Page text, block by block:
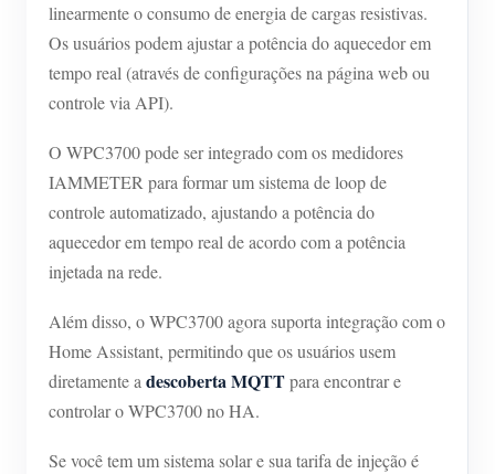
Monitor de energia do sistema solar fotovoltaico
Monitor de consumo de eletricidade
Sistema de controle de aquecedor FV
Automação residencial
Monitoramento de energia da fábrica
Loja
Recursos
Início rápido do produto
Documento
Vídeo tutorial
FAQ
Blog
Programa de contribuidores
Centro de contribuidores
Atividades IAMMETER
App Loja
Explorar site
Ranking FV
Soluções
Contato
Sobre nós
linearmente o consumo de energia de cargas resistivas.
Os usuários podem ajustar a potência do aquecedor em
tempo real (através de configurações na página web ou
controle via API).
O WPC3700 pode ser integrado com os medidores
IAMMETER para formar um sistema de loop de
controle automatizado, ajustando a potência do
aquecedor em tempo real de acordo com a potência
injetada na rede.
Além disso, o WPC3700 agora suporta integração com o
Home Assistant, permitindo que os usuários usem
diretamente adescoberta MQTTpara encontrar e
controlar o WPC3700 no HA.
Se você tem um sistema solar e sua tarifa de injeção é